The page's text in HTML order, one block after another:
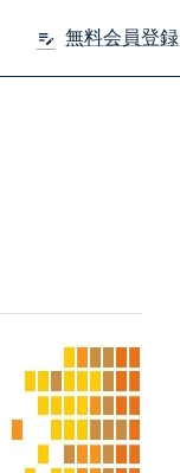
edit_note 無料会員登録